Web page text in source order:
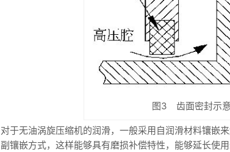
图3 齿面密封示
对于无油涡旋压缩机的润滑，一般采用自润滑材料镶嵌
副镶嵌方式，这样能够具有磨损补偿特性，能够延长使